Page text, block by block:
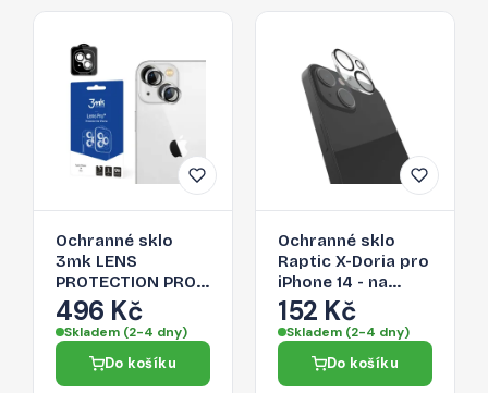
Ochranné sklo
3mk LENS
PROTECTION PRO
pro iPhone 14 -
stříbrná
496 Kč
Skladem (2-4 dny)
Do košíku
Ochranné sklo
Raptic X-Doria pro
iPhone 14 - na
zadní fotoaparát
(2x)
152 Kč
Skladem (2-4 dny)
Do košíku